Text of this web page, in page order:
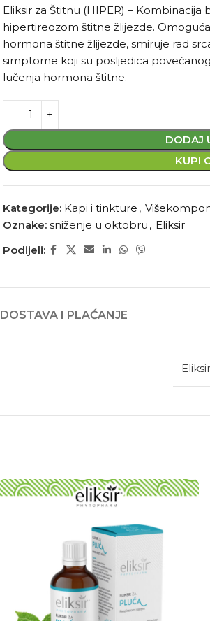
Eliksir za Štitnu (HIPER) –
hipertireozom štitne žlijezde.
hormona štitne žlijezde, smiruje rad
simptome koji su posljedica povećanog
lučenja hormona štitne.
DODAJ
KUPI
Kategorije: Kapi i tinkture ,
Oznake: sniženje u oktobru , Eliksir
Podijeli:
DOSTAVA I PLAĆANJE
Eliksir